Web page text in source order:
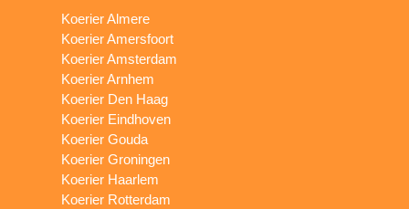
Koerier Almere
Koerier Amersfoort
Koerier Amsterdam
Koerier Arnhem
Koerier Den Haag
Koerier Eindhoven
Koerier Gouda
Koerier Groningen
Koerier Haarlem
Koerier Rotterdam